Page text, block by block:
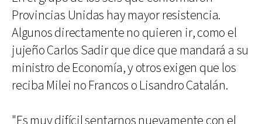
Provincias Unidas hay mayor resistencia.
Algunos directamente no quieren ir, como el
jujeño Carlos Sadir que dice que mandará a su
ministro de Economía, y otros exigen que los
reciba Milei no Francos o Lisandro Catalán.
"Es muy difícil sentarnos nuevamente con el